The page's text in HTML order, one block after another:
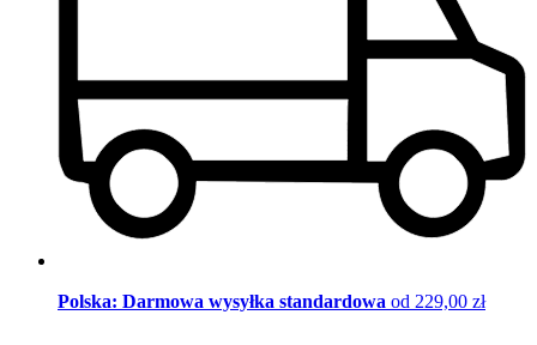
Polska: Darmowa wysyłka standardowa od 229,00 zł